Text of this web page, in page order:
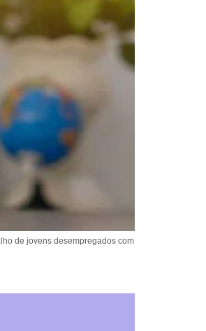
de jovens desempregados com